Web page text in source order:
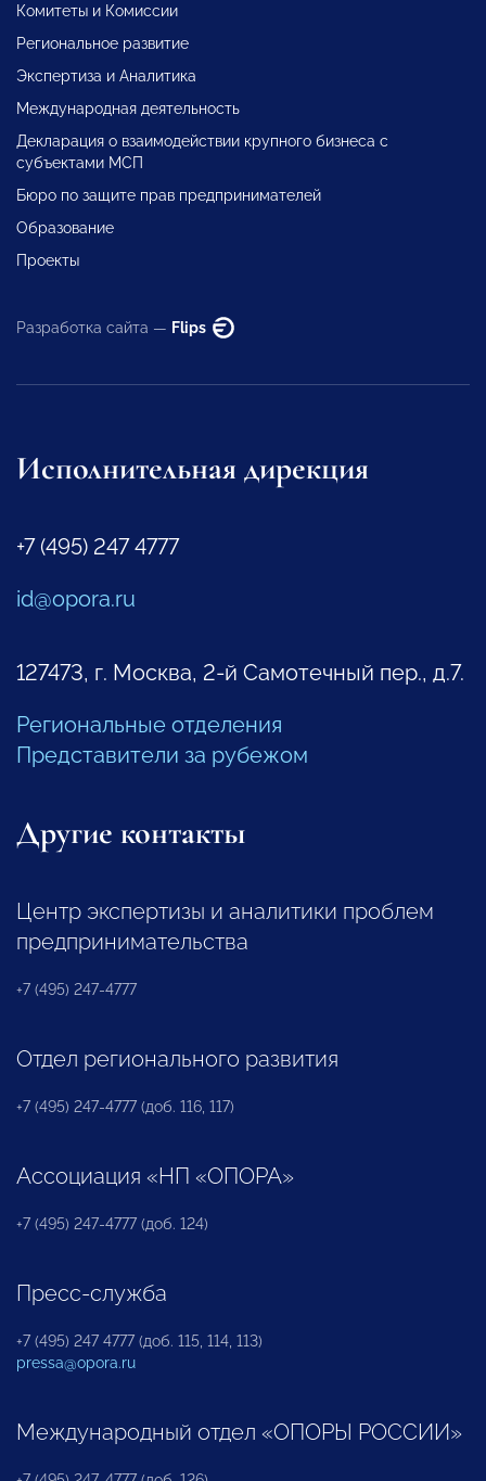
Комитеты и Комиссии
Региональное развитие
Экспертиза и Аналитика
Международная деятельность
Декларация о взаимодействии крупного бизнеса с
субъектами МСП
Бюро по защите прав предпринимателей
Образование
Проекты
Разработка сайта — Flips
Исполнительная дирекция
+7 (495) 247 4777
id@opora.ru
127473, г. Москва, 2-й Самотечный пер., д.7.
Региональные отделения
Представители за рубежом
Другие контакты
Центр экспертизы и аналитики проблем
предпринимательства
+7 (495) 247-4777
Отдел регионального развития
+7 (495) 247-4777 (доб. 116, 117)
Ассоциация «НП «ОПОРА»
+7 (495) 247-4777 (доб. 124)
Пресс-служба
+7 (495) 247 4777 (доб. 115, 114, 113)
pressa@opora.ru
Международный отдел «ОПОРЫ РОССИИ»